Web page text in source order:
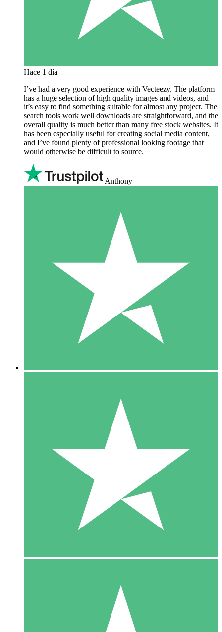
Hace 1 día
I’ve had a very good experience with Vecteezy. The platform
has a huge selection of high quality images and videos, and
it’s easy to find something suitable for almost any project. The
search tools work well downloads are straightforward, and the
overall quality is much better than many free stock websites. It
has been especially useful for creating social media content,
and I’ve found plenty of professional looking footage that
would otherwise be difficult to source.
Anthony